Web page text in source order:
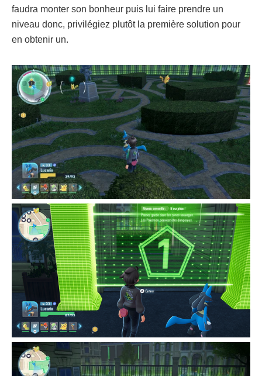
faudra monter son bonheur puis lui faire prendre un
niveau donc, privilégiez plutôt la première solution pour
en obtenir un.